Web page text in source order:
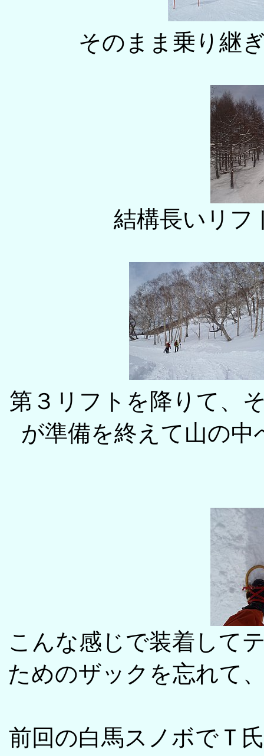
そのまま乗り継
結構長いリフ
第３リフトを降りて、
が準備を終えて山の
こんな感じで装着して
ためのザックを忘れて
前回の白馬スノボでＴ